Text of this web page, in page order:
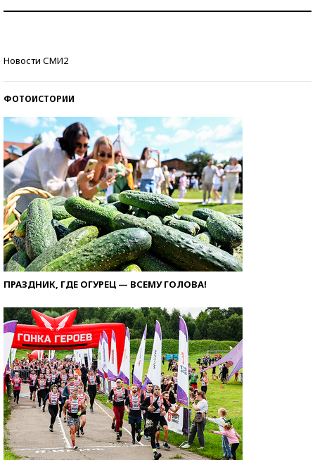
Новости СМИ2
ФОТОИСТОРИИ
ПРАЗДНИК, ГДЕ ОГУРЕЦ — ВСЕМУ ГОЛОВА!